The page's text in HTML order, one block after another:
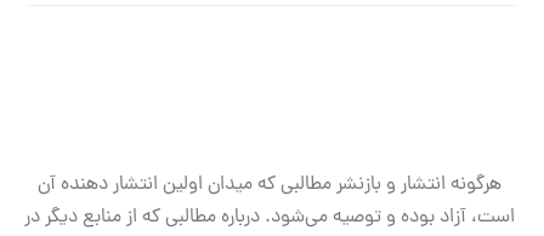
هرگونه انتشار و بازنشر مطالبی که میدان اولین انتشار دهنده آن
است، آزاد بوده و توصیه می‌شود. درباره مطالبی که از منابع دیگر در